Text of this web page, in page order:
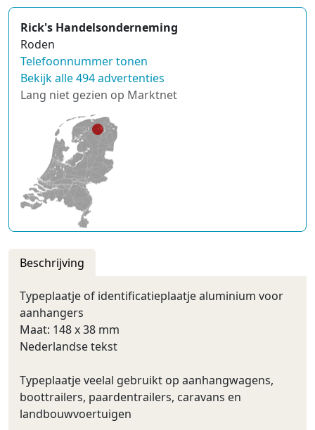
Rick's Handelsonderneming
Roden
Telefoonnummer tonen
Bekijk alle 494 advertenties
Lang niet gezien op Marktnet
Beschrijving
Typeplaatje of identificatieplaatje aluminium voor
aanhangers
Maat: 148 x 38 mm
Nederlandse tekst
Typeplaatje veelal gebruikt op aanhangwagens,
boottrailers, paardentrailers, caravans en
landbouwvoertuigen